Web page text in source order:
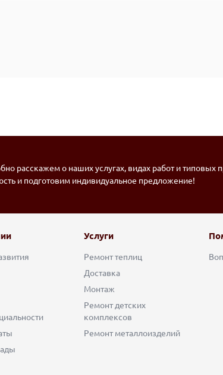
расскажем о наших услугах, видах работ и типовых
и подготовим индивидуальное предложение!
Услуги
Ремонт теплиц
Доставка
Монтаж
Ремонт детских
комплексов
Ремонт металлоизделий